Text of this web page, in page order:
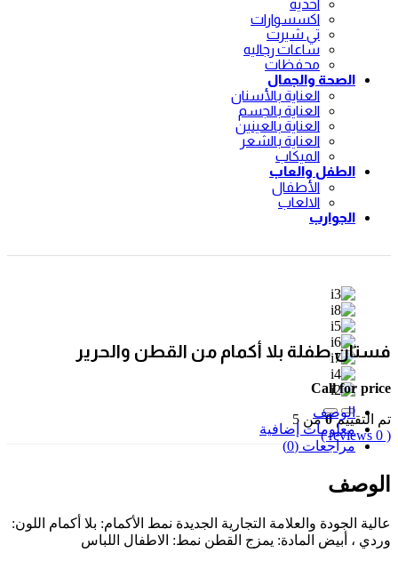
احذية
اكسسوارات
تي شيرت
ساعات رجاليه
محفظات
الصحة والجمال
العناية بالأسنان
العناية بالجسم
العناية بالعينين
العناية بالشعر
الميكاب
الطفل والعاب
الأطفال
الالعاب
الجوارب
فستان طفلة بلا أكمام من القطن والحرير
Call for price
تم التقييم0من 5
( 0 reviews )
الوصف
معلومات إضافية
مراجعات (0)
الوصف
عالية الجودة والعلامة التجارية الجديدة نمط الأكمام: بلا أكمام اللون:
وردي ، أبيض المادة: يمزج القطن نمط: الاطفال اللباس